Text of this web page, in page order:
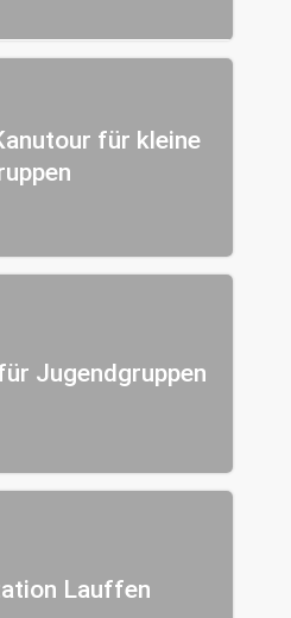
für kleine
Jugendgruppen
Lauffen